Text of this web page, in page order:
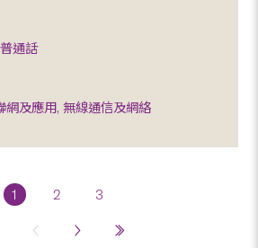
通話
網及應用, 無線通信及網絡
1 2 3